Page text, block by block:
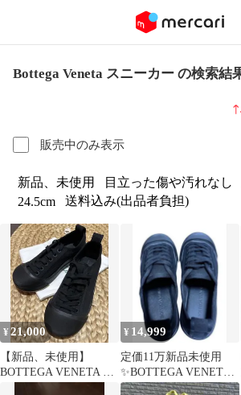
Bottega Veneta スニーカー の検索結
販売中のみ表示
新品、未使用 目立った傷や汚れなし
24.5cm
送料込み(出品者負担)
¥21,000
【新品、未使用】
BOTTEGA VENETA ス
ニーカー 37(24〜24.5)
¥ 14,999
定価11万新品未使用
✨BOTTEGA VENETA
バルカン スニーカー